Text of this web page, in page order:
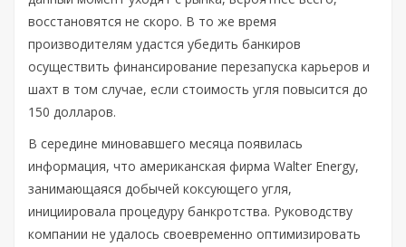
восстановятся не скоро. В то же время
производителям удастся убедить банкиров
осуществить финансирование перезапуска карьеров и
шахт в том случае, если стоимость угля повысится до
150 долларов.
В середине миновавшего месяца появилась
информация, что американская фирма Walter Energy,
занимающаяся добычей коксующего угля,
инициировала процедуру банкротства. Руководству
компании не удалось своевременно оптимизировать